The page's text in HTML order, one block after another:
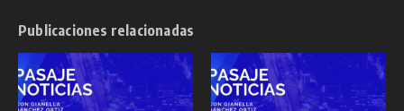
Publicaciones relacionadas